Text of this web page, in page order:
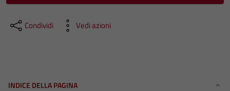
Condividi Vedi azioni
INDICE DELLA PAGINA